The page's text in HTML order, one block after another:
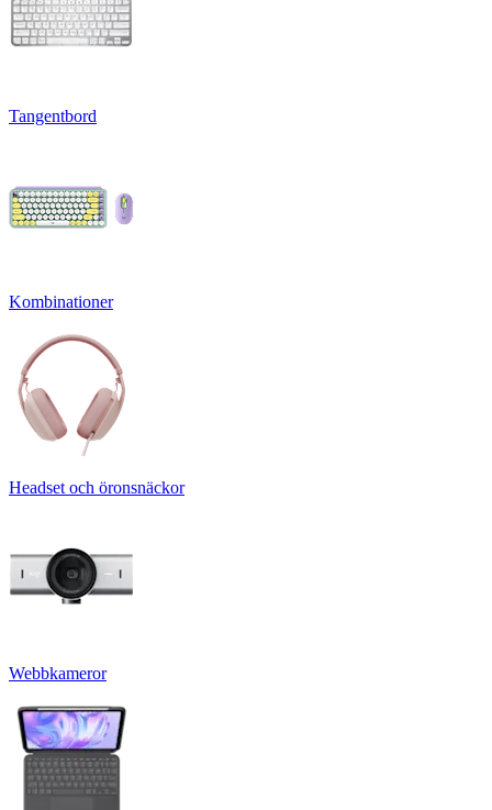
Tangentbord
Kombinationer
Headset och öronsnäckor
Webbkameror